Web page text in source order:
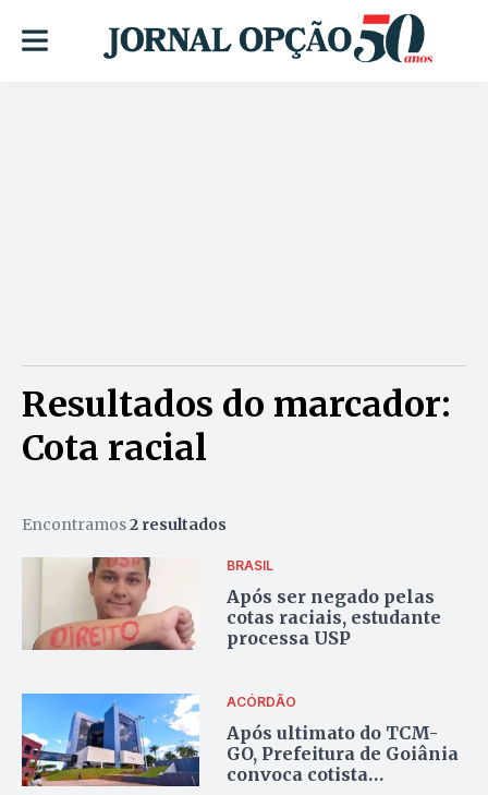
Resultados do marcador:
Cota racial
Encontramos2 resultados
BRASIL
Após ser negado pelas
cotas raciais, estudante
processa USP
ACÓRDÃO
Após ultimato do TCM-
GO, Prefeitura de Goiânia
convoca cotista